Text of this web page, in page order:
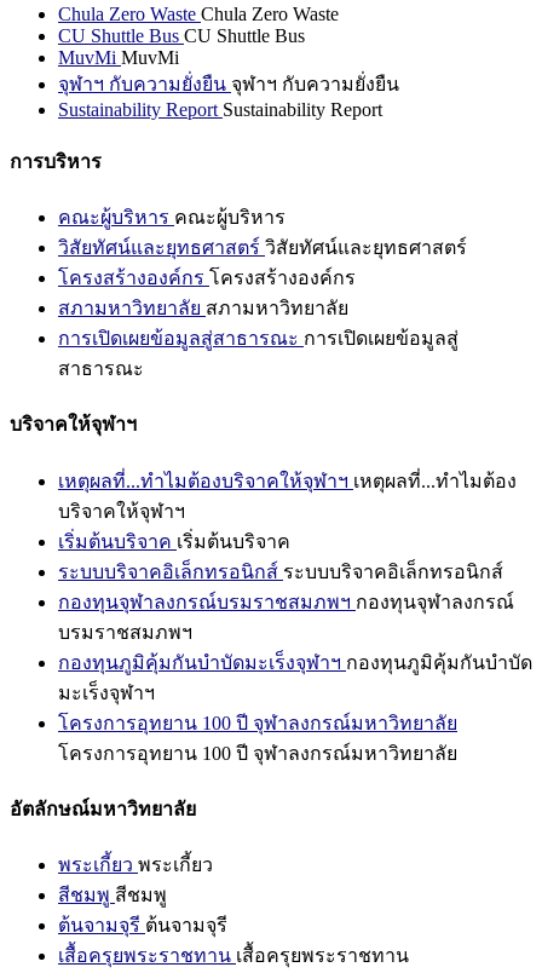
Chula Zero Waste Chula Zero Waste
CU Shuttle Bus CU Shuttle Bus
MuvMi MuvMi
จุฬาฯ กับความยั่งยืน จุฬาฯ กับความยั่งยืน
Sustainability Report Sustainability Report
การบริหาร
คณะผู้บริหาร คณะผู้บริหาร
วิสัยทัศน์และยุทธศาสตร์ วิสัยทัศน์และยุทธศาสตร์
โครงสร้างองค์กร โครงสร้างองค์กร
สภามหาวิทยาลัย สภามหาวิทยาลัย
การเปิดเผยข้อมูลสู่สาธารณะ การเปิดเผยข้อมูลสู่
สาธารณะ
บริจาคให้จุฬาฯ
เหตุผลที่...ทำไมต้องบริจาคให้จุฬาฯ เหตุผลที่...ทำไมต้อง
บริจาคให้จุฬาฯ
เริ่มต้นบริจาค เริ่มต้นบริจาค
ระบบบริจาคอิเล็กทรอนิกส์ ระบบบริจาคอิเล็กทรอนิกส์
กองทุนจุฬาลงกรณ์บรมราชสมภพฯ กองทุนจุฬาลงกรณ์
บรมราชสมภพฯ
กองทุนภูมิคุ้มกันบำบัดมะเร็งจุฬาฯ กองทุนภูมิคุ้มกันบำบัด
มะเร็งจุฬาฯ
โครงการอุทยาน 100 ปี จุฬาลงกรณ์มหาวิทยาลัย
โครงการอุทยาน 100 ปี จุฬาลงกรณ์มหาวิทยาลัย
อัตลักษณ์มหาวิทยาลัย
พระเกี้ยว พระเกี้ยว
สีชมพู สีชมพู
ต้นจามจุรี ต้นจามจุรี
เสื้อครุยพระราชทาน เสื้อครุยพระราชทาน